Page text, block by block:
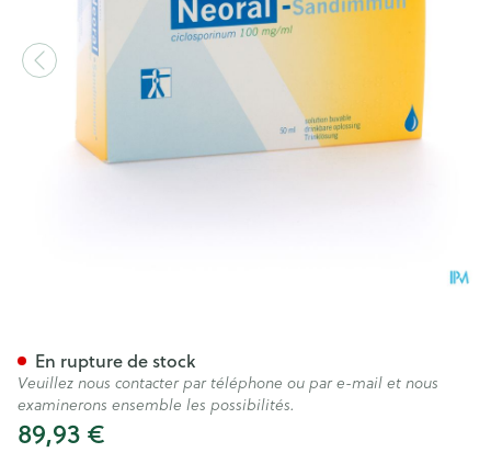
89,93 €
En rupture de stock
Veuillez nous contacter par téléphone ou par e-mail et nous
examinerons ensemble les possibilités.